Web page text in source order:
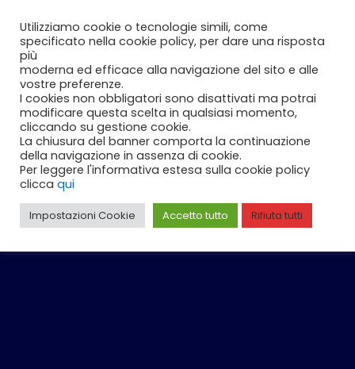
contenuto
Utilizziamo cookie o tecnologie simili, come
specificato nella cookie policy, per dare una risposta
più
moderna ed efficace alla navigazione del sito e alle
vostre preferenze.
I cookies non obbligatori sono disattivati ma potrai
modificare questa scelta in qualsiasi momento,
cliccando su gestione cookie.
La chiusura del banner comporta la continuazione
della navigazione in assenza di cookie.
Per leggere l'informativa estesa sulla cookie policy
clicca qui
Impostazioni Cookie Accetto tutto Rifiuta tutti